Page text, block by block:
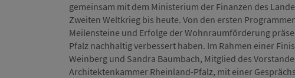
gemeinsam mit dem Ministerium der Finanzen des
Zweiten Weltkrieg bis heute. Von den ersten
Meilensteine und Erfolge der Wohnraumförderung
Pfalz nachhaltig verbessert haben. Im Rahmen einer
Weinberg und Sandra Baumbach, Mitglied des
Architektenkammer Rheinland-Pfalz, mit einer